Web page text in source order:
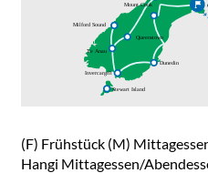
(F) Frühstück (M)
Hangi Mittagessen/